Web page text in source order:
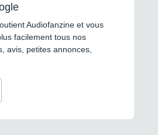
Audiofanzine et vous
facilement tous nos
avis, petites annonces,